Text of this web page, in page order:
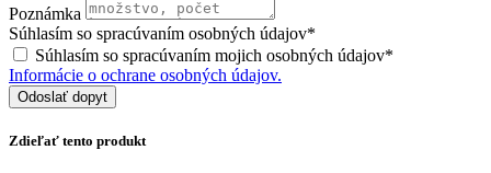
Poznámka
Súhlasím so spracúvaním osobných údajov*
Súhlasím so spracúvaním mojich osobných údajov*
Informácie o ochrane osobných údajov.
Odoslať dopyt
Zdieľať tento produkt